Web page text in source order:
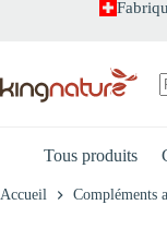
Tous produits
Accueil Compléments